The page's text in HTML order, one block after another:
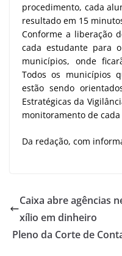
procedimento, cada
resultado em 15
Conforme a liberação
cada estudante para
municípios, onde
Todos os municípios
estão sendo
Estratégicas da
monitoramento de
Da redação, com
Caixa abre agências
xílio em dinheiro
Pleno da Corte de